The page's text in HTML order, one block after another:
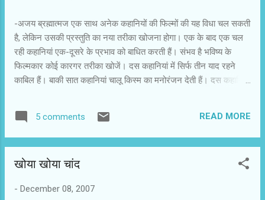
निखिल द्विवेदी की बात कर रहा है। निखिल की माई नेम
इज एन्थोनी गोंसाल्विस २००७ में ही आनेवाली थी.किसी
कारन से फिल्म में देरी हो गयी है,लेकिन अच्छा ही रहा .अब
निखिल द्विवेदी २००८ का पहला सितारा होगा.निखिल की
फिल्म ११ जनवरी २००८ को रिलीज हो रही है.निखिल
-अजय ब्रह्मात्मज एक साथ अनेक कहानियों की फिल्मों की यह विधा चल सकती
है, लेकिन उसकी प्रस्तुति का नया तरीका खोजना होगा। एक के बाद एक चल
रही कहानियां एक-दूसरे के प्रभाव को बाधित करती हैं। संभव है भविष्य के
फिल्मकार कोई कारगर तरीका खोजें। दस कहानियां में सिर्फ तीन याद रहने
काबिल हैं। बाकी सात कहानियां चालू किस्म का मनोरंजन देती हैं। दस कहानियां
ट्विस्ट से चौंकाती है। फिल्म की सभी कहानियों में ट्विस्ट इन द टेल की शैली
अपनायी गई है। जाहिर में मनोज बाजपेयी और दीया मिर्जा सिर्फ दो ही किरदार
गुलजार की पूर्णमासी का ट्विस्ट झकझोर देता है। मां-बेटी की इस कहानी में बेटी
नसीरुद्दीन शाह के सधे अभिनय ने प्रभावशाली बना दिया है। दक्षिण भारतीय
5 comments READ MORE
खोया खोया चांद
- December 08, 2007